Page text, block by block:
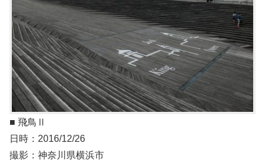
■ 飛鳥Ⅱ
日時：2016/12/26
撮影：神奈川県横浜市